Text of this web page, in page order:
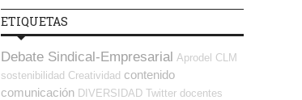
ETIQUETAS
Debate Sindical-Empresarial Aprodel CLM
sostenibilidad Creatividad contenido
comunicación DIVERSIDAD Twitter docentes